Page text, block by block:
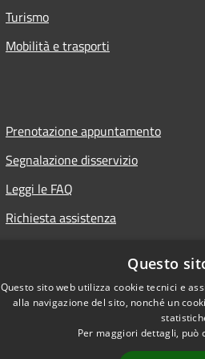
Turismo
Mobilità e trasporti
Prenotazione appuntamento
Segnalazione disservizio
Leggi le FAQ
Richiesta assistenza
Questo
Questo sito web utilizza cookie tecnici e
alla navigazione del sito, nonché un
Per maggiori dettagli, può